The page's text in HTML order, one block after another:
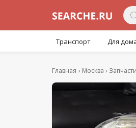
Транспорт Для
Главная Москва